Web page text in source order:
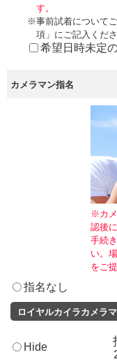
す。
※事前試着について
項」にご記入くださ
希望日時未定
カメラマン指名
※カ
認後
手続
い。
をご
指名なし
ロイヤルカイラカメラ
Hide